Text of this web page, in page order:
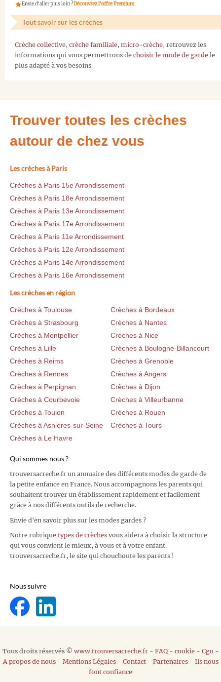
Envie d'aller plus loin ?Découvrez l'offre Premium
Tout savoir sur les crèches
Crèche collective, crèche familiale, micro-crèche, retrouvez les
informations qui vous permettrons de choisir le mode de garde le
plus adapté à vos besoins
Trouver toutes les crèches
autour de chez vous
Les crèches à Paris
Crèches à Paris 15e Arrondissement
Crèches à Paris 18e Arrondissement
Crèches à Paris 13e Arrondissement
Crèches à Paris 17e Arrondissement
Crèches à Paris 11e Arrondissement
Crèches à Paris 12e Arrondissement
Crèches à Paris 14e Arrondissement
Crèches à Paris 16e Arrondissement
Les crèches en région
Crèches à Toulouse
Crèches à Bordeaux
Crèches à Strasbourg
Crèches à Nantes
Crèches à Montpellier
Crèches à Nice
Crèches à Lille
Crèches à Boulogne-Billancourt
Crèches à Reims
Crèches à Grenoble
Crèches à Rennes
Crèches à Angers
Crèches à Perpignan
Crèches à Dijon
Crèches à Courbevoie
Crèches à Villeurbanne
Crèches à Toulon
Crèches à Rouen
Crèches à Asnières-sur-Seine
Crèches à Tours
Crèches à Le Havre
Qui sommes nous ?
trouversacreche.fr un annuaire des différents modes de garde de
la petite enfance en France. Nous accompagnons les parents qui
souhaitent trouver un établissement rapidement et facilement
grâce à nos différents outils de recherche.
Envie d'en savoir plus sur les modes gardes ?
Notre rubrique types de crèches vous aidera à choisir la structure
qui vous convient le mieux, à vous et à votre enfant.
trouversacreche.fr, le site qui chouchoute les parents !
Nous suivre
Tous droits réservés © www.trouversacreche.fr- FAQ- cookie- Cgu -
A propos de nous- Mentions Légales- Contact- Partenaires- Ils nous
font confiance